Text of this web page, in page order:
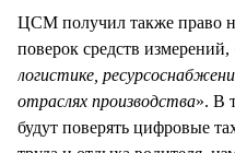
ЦСМ получил также право
поверок средств измерений,
логистике,
отраслях производства». В
будут поверять цифровые